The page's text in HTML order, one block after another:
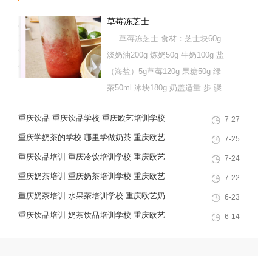
草莓冻芝士
草莓冻芝士 食材：芝士块60g
淡奶油200g 炼奶50g 牛奶100g 盐
（海盐）5g草莓120g 果糖50g 绿
茶50ml 冰块180g 奶盖适量 步 骤
秒，直至完全融合，呈无颗粒状；
2、依次加入炼奶、淡奶油、盐、
搅拌均匀，用手持打蛋器中速打发
重庆饮品 重庆饮品学校 重庆欧艺培训学校 7-27
重庆学奶茶的学校 哪里学做奶茶 重庆欧艺
奶茶培训学校
7-25
重庆饮品培训 重庆冷饮培训学校 重庆欧艺
培训学校
7-24
重庆奶茶培训 重庆奶茶培训学校 重庆欧艺
职业培训学校
7-22
重庆奶茶培训 水果茶培训学校 重庆欧艺奶
茶培训学校
6-23
重庆饮品培训 奶茶饮品培训学校 重庆欧艺 6-14